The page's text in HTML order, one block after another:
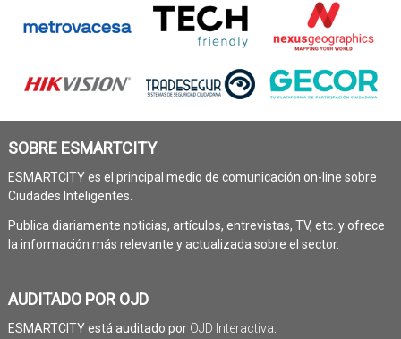
SOBRE ESMARTCITY
ESMARTCITY es el principal medio de comunicación on-line sobre
Ciudades Inteligentes.
Publica diariamente noticias, artículos, entrevistas, TV, etc. y ofrece
la información más relevante y actualizada sobre el sector.
AUDITADO POR OJD
ESMARTCITY está auditado por OJD Interactiva.